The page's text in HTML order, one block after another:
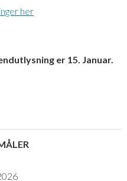
her
er 15. Januar.